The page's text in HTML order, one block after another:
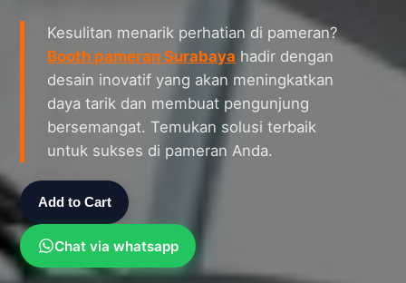
Kesulitan menarik perhatian di pameran?
Booth pameran Surabaya hadir dengan
desain inovatif yang akan meningkatkan
daya tarik dan membuat pengunjung
bersemangat. Temukan solusi terbaik
untuk sukses di pameran Anda.
Add to Cart
Chat via whatsapp